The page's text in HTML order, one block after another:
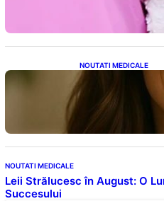
NOUTATI MEDICALE
Ceaiul –
Descoperiri
consumului zilnic
NOUTATI MEDICALE
Leii Strălucesc în August: O
Succesului